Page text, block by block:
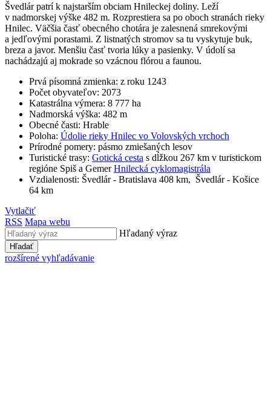
Švedlár patrí k najstarším obciam Hnileckej doliny. Leží
v nadmorskej výške 482 m. Rozprestiera sa po oboch stranách rieky
Hnilec. Väčšia časť obecného chotára je zalesnená smrekovými
a jedľovými porastami. Z listnatých stromov sa tu vyskytuje buk,
breza a javor. Menšiu časť tvoria lúky a pasienky. V údolí sa
nachádzajú aj mokrade so vzácnou flórou a faunou.
Prvá písomná zmienka: z roku 1243
Počet obyvateľov: 2073
Katastrálna výmera: 8 777 ha
Nadmorská výška: 482 m
Obecné časti: Hrable
Poloha: Údolie rieky Hnilec vo Volovských vrchoch
Prírodné pomery: pásmo zmiešaných lesov
Turistické trasy: Gotická cesta s dĺžkou 267 km v turistickom
regióne Spiš a GemerHnilecká cyklomagistrála
Vzdialenosti: Švedlár - Bratislava 408 km, Švedlár - Košice
64 km
Vytlačiť
RSS Mapa webu
Hľadaný výraz
Hľadať
rozšírené vyhľadávanie